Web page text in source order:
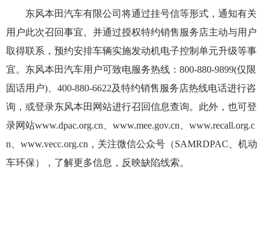
东风本田汽车有限公司将通过挂号信等形式，通知有关
用户此次召回事宜。并通过授权特约销售服务店主动与用户
取得联系，预约安排车辆实施发动机电子控制单元升级等事
宜。东风本田汽车用户可致电服务热线：800-880-9899(仅限
固话用户)、400-880-6622及特约销售服务店热线电话进行咨
询，或登录东风本田网站进行召回信息查询。此外，也可登
录网站www.dpac.org.cn、www.mee.gov.cn、www.recall.org.c
n、www.vecc.org.cn，关注微信公众号（SAMRDPAC、机动
车环保），了解更多信息，反映缺陷线索。